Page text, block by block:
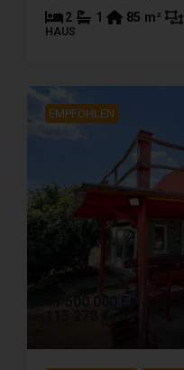
2 1 85 m²
HAUS
EMPFOHLEN